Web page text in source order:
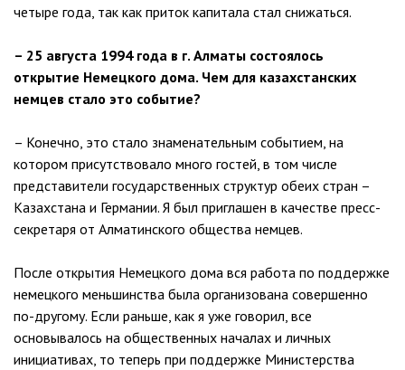
четыре года, так как приток капитала стал снижаться.
– 25 августа 1994 года в г. Алматы состоялось
открытие Немецкого дома. Чем для казахстанских
немцев стало это событие?
– Конечно, это стало знаменательным событием, на
котором присутствовало много гостей, в том числе
представители государственных структур обеих стран –
Казахстана и Германии. Я был приглашен в качестве пресс-
секретаря от Алматинского общества немцев.
После открытия Немецкого дома вся работа по поддержке
немецкого меньшинства была организована совершенно
по-другому. Если раньше, как я уже говорил, все
основывалось на общественных началах и личных
инициативах, то теперь при поддержке Министерства